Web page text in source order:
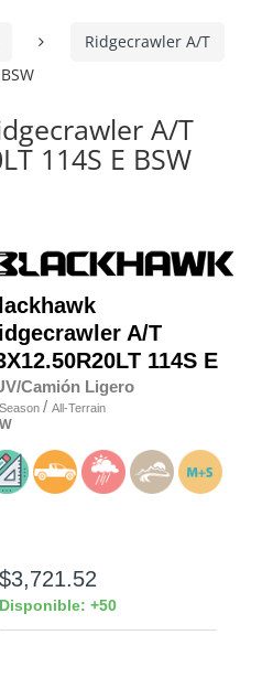
Ridgecrawler A/T
A/T
114S E BSW
A/T
114S E
Camión Ligero
/ All-Terrain
$3,721.52
Disponible: +50